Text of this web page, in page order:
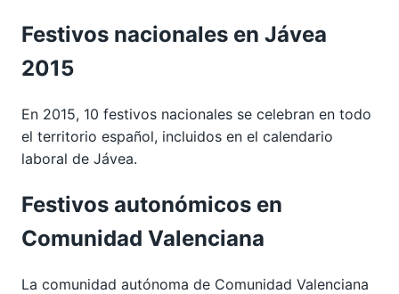
Festivos nacionales en Jávea
2015
En 2015, 10 festivos nacionales se celebran en todo
el territorio español, incluidos en el calendario
laboral de Jávea.
Festivos autonómicos en
Comunidad Valenciana
La comunidad autónoma de Comunidad Valenciana